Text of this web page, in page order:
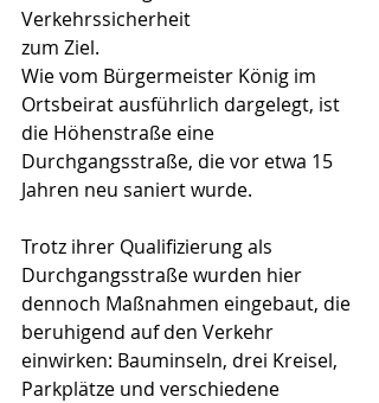
Verkehrssicherheit
zum Ziel.
Wie vom Bürgermeister König im
Ortsbeirat ausführlich dargelegt, ist
die Höhenstraße eine
Durchgangsstraße, die vor etwa 15
Jahren neu saniert wurde.
Trotz ihrer Qualifizierung als
Durchgangsstraße wurden hier
dennoch Maßnahmen eingebaut, die
beruhigend auf den Verkehr
einwirken: Bauminseln, drei Kreisel,
Parkplätze und verschiedene